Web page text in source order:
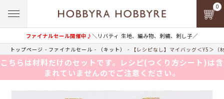
ファイナルセール開催中♪＼リバティ 生地、編み物、刺繍、刺し子／
0
トップページ ファイナルセール （キット） 【レシピなし】マイバッグ＜Y5＞（
こちらは材料だけのセットです。レシピ(つくり方シート)は含
まれていませんのでご注意ください。